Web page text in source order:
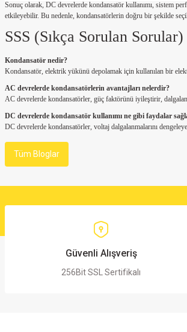
Sonuç olarak, DC devrelerde kondansatör kullanımı, sistem
etkileyebilir. Bu nedenle, kondansatörlerin doğru bir şekilde
SSS (Sıkça Sorulan Sorular)
Kondansatör nedir?
Kondansatör, elektrik yükünü depolamak için kullanılan bir
AC devrelerde kondansatörlerin avantajları nelerdir?
AC devrelerde kondansatörler, güç faktörünü iyileştirir,
DC devrelerde kondansatör kullanımı ne gibi faydalar
DC devrelerde kondansatörler, voltaj dalgalanmalarını
Tüm Bloglar
Güvenli Alışveriş
256Bit SSL Sertifikalı